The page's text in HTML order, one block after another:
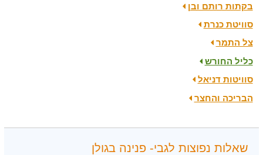
בקתות רותם ובן
סוויטת כנרת
צל התמר
כליל החורש
סוויטות דניאל
הבריכה והחצר
שאלות נפוצות לגבי- פנינה בגולן